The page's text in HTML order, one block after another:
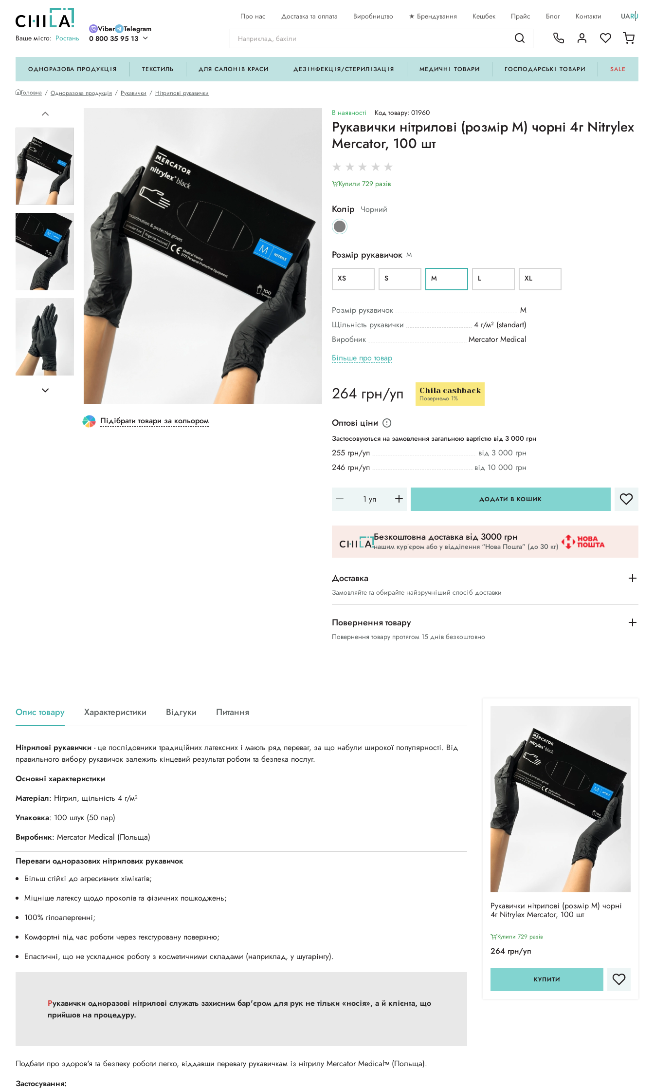
Ваше місто: Ростань
Viber
Telegram
0 800 35 95 13
Про нас Доставка та оплата Виробництво ★ Брендування Кешбек Прайс Блог Контакти UARU
ОДНОРАЗОВА ПРОДУКЦІЯ ТЕКСТИЛЬ ДЛЯ САЛОНІВ КРАСИ ДЕЗІНФЕКЦІЯ/СТЕРИЛІЗАЦІЯ МЕДИЧНІ ТОВАРИ ГОСПОДАРСЬКІ ТОВАРИ SALE
Головна Одноразова продукція Рукавички Нітрилові рукавички
Підібрати товари за кольором
В наявності Код товару: 01960
Рукавички нітрилові (розмір M) чорні 4г Nitrylex
Mercator, 100 шт
Купили 729 разiв
Колір Чорний
Розмір рукавичок M
XS S M L ХL
Розмір рукавичок
M
Щільність рукавички
4 г/м² (standart)
Виробник
Mercator Medical
Більше про товар
264 грн/уп Chila cashback
Повернемо 1%
Оптові ціни
Застосовуються на замовлення загальною вартістю від 3 000 грн
255 грн/уп
від 3 000 грн
246 грн/уп
від 10 000 грн
ДОДАТИ В КОШИК
Безкоштовна доставка вiд 3000 грн
нашим курʼєром або у відділення “Нова Пошта” (до 30 кг)
Доставка
Замовляйте та обирайте найзручніший спосіб доставки
Повернення товару
Повернення товару протягом 15 днів безкоштовно
Опис товару Характеристики Відгуки Питання
Нітрилові рукавички - це послідовники традиційних латексних і мають ряд переваг, за що набули широкої популярності. Від
правильного вибору рукавичок залежить кінцевий результат роботи та безпека послуг.
Основні характеристики
Матеріал: Нітрил, щільність 4 г/м²
Упаковка: 100 штук (50 пар)
Виробник: Mercator Medical (Польща)
Переваги одноразових нітрилових рукавичок
Більш стійкі до агресивних хімікатів;
Міцніше латексу щодо проколів та фізичних пошкоджень;
100% гіпоалергенні;
Комфортні під час роботи через текстуровану поверхню;
Еластичні, що не ускладнює роботу з косметичними складами (наприклад, у шугарінгу).
Рукавички одноразові нітрилові служать захисним бар'єром для рук не тільки «носія», а й клієнта, що
прийшов на процедуру.
Подбати про здоров'я та безпеку роботи легко, віддавши перевагу рукавичкам із нітрилу Mercator Medicalтм (Польща).
Застосування:
Рукавички нітрилові (розмір M) чорні
4г Nitrylex Mercator, 100 шт
Купили 729 разiв
264 грн/уп
КУПИТИ